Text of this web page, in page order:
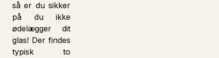
så er du sikker
på du ikke
ødelægger dit
glas! Der findes
typisk to